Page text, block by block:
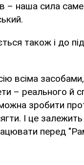
– наша сила
також і до
всіма
– реального й
зробити
І це залежить
перед